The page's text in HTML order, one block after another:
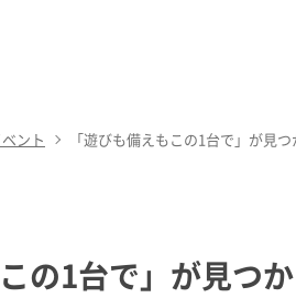
ント 「遊びも備えもこの1台で」が
この1台で」が見